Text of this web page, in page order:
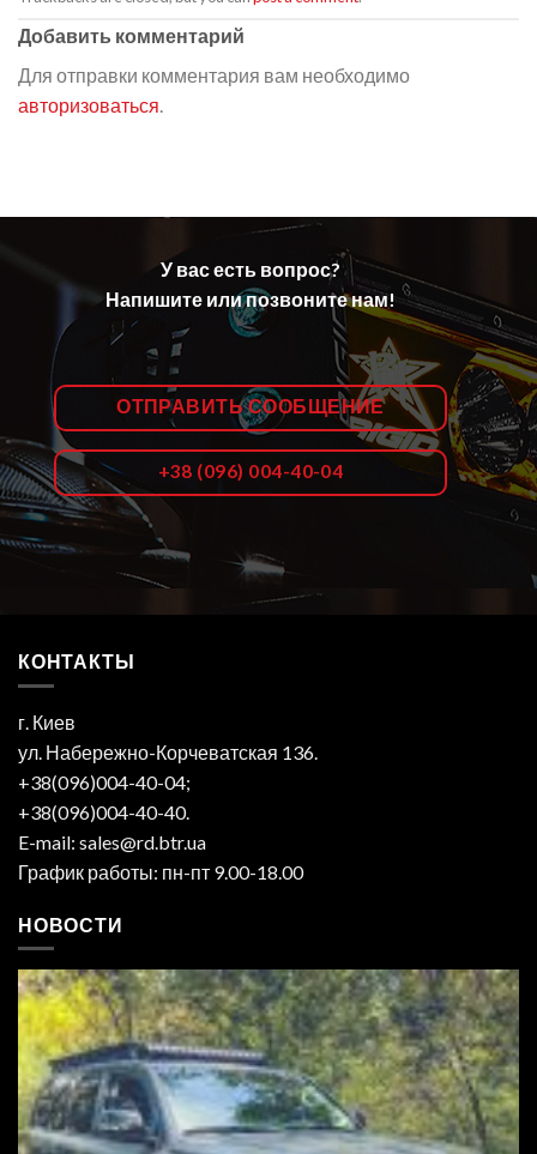
Добавить комментарий
Для отправки комментария вам необходимо
авторизоваться.
У вас есть вопрос?
Напишите или позвоните нам!
ОТПРАВИТЬ СООБЩЕНИЕ
+38 (096) 004-40-04
КОНТАКТЫ
г. Киев
ул. Набережно-Корчеватская 136.
+38(096)004-40-04;
+38(096)004-40-40.
E-mail: sales@rd.btr.ua
График работы: пн-пт 9.00-18.00
НОВОСТИ